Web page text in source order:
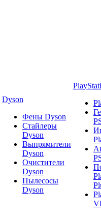
Dyson
Фены Dyson
Стайлеры
Dyson
Выпрямители
Dyson
Очистители
Dyson
Пылесосы
Dyson